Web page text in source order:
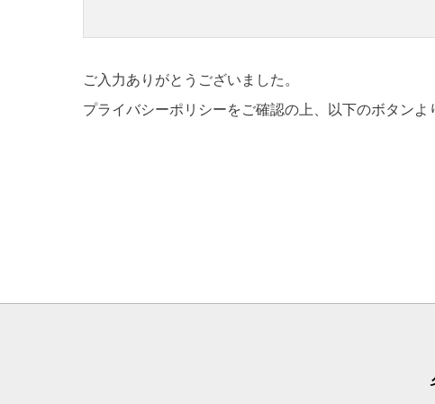
ご入力ありがとうございました。
プライバシーポリシーをご確認の上、以下のボタンよ